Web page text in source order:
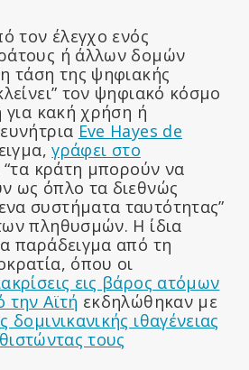
τον έλεγχο ενός
ή άλλων δομών
τάση της ψηφιακής
τον ψηφιακό κόσμο
για κακή χρήση ή
Eve Hayes de
γράφει στο
“τα κράτη μπορούν να
ως όπλο τα διεθνώς
συστήματα ταυτότητας”
πληθυσμών. Η ίδια
παράδειγμα από τη
όπου οι
εις βάρος ατόμων
την Αϊτή εκδηλώθηκαν με
δομινικανικής ιθαγένειας
τους